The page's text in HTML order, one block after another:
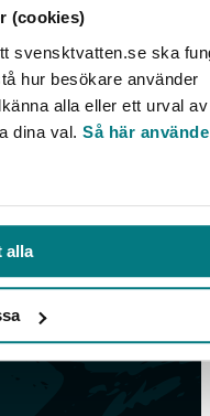
(cookies)
svensktvatten.se ska
hur besökare använder
alla eller ett urval av
dina val. Så här
alla
för
– förstudie